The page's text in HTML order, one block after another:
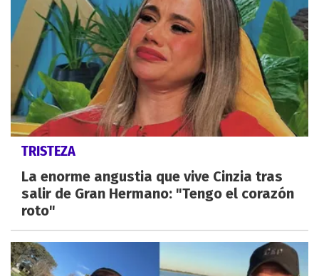
TRISTEZA
La enorme angustia que vive Cinzia tras
salir de Gran Hermano: "Tengo el corazón
roto"